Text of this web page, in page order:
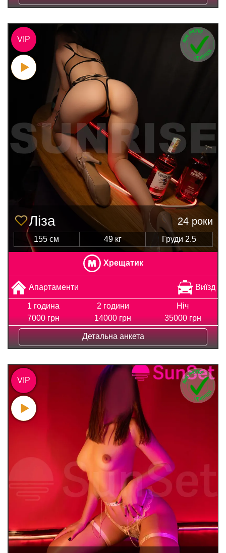
Ліза 24 роки
155 см 49 кг Груди 2.5
Хрещатик
Апартаменти Виїзд
1 година
7000 грн
2 години
14000 грн
Ніч
35000 грн
Детальна анкета
VIP
VIP